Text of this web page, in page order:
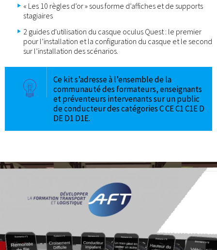
« Les 10 règles d’or » sous forme d’affiches et de supports
stagiaires
2 guides d'utilisation du casque oculus Quest : le premier
pour l’installation et la configuration du casque et le second
sur l’installation des scénarios.
Ce kit s’adresse à l’ensemble de la
communauté des formateurs, enseignants
et préventeurs intervenants sur un public
de conducteur des catégories C CE C1 C1E D
DE D1 D1E.